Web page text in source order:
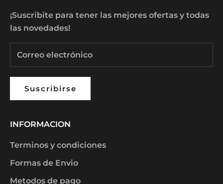
¡Suscribite para tener las mejores ofertas y todas
las novedades!
Suscribirse
INFORMACION
Terminos y condiciones
Formas de Envio
Metodos de pago